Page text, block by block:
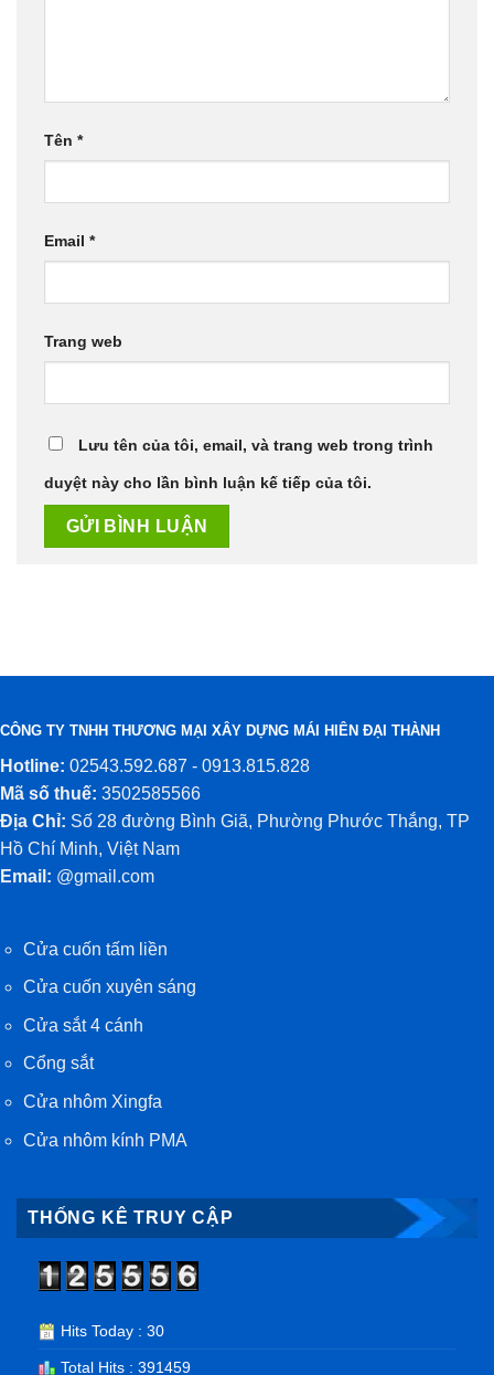
Tên *
Email *
Trang web
Lưu tên của tôi, email, và trang web trong trình
duyệt này cho lần bình luận kế tiếp của tôi.
CÔNG TY TNHH THƯƠNG MẠI XÂY DỰNG MÁI HIÊN ĐẠI THÀNH
Hotline: 02543.592.687 - 0913.815.828
Mã số thuế: 3502585566
Địa Chỉ: Số 28 đường Bình Giã, Phường Phước Thắng, TP
Hồ Chí Minh, Việt Nam
Email: @gmail.com
Cửa cuốn tấm liền
Cửa cuốn xuyên sáng
Cửa sắt 4 cánh
Cổng sắt
Cửa nhôm Xingfa
Cửa nhôm kính PMA
THỐNG KÊ TRUY CẬP
Hits Today : 30
Total Hits : 391459